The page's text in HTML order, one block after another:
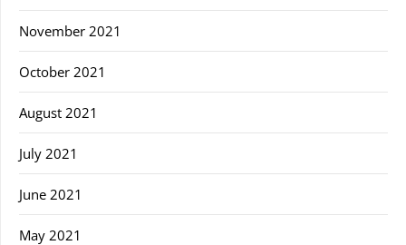
November 2021
October 2021
August 2021
July 2021
June 2021
May 2021